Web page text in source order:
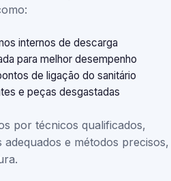
internos de descarga
para melhor desempenho
de ligação do sanitário
e peças desgastadas
por técnicos qualificados,
e métodos precisos,